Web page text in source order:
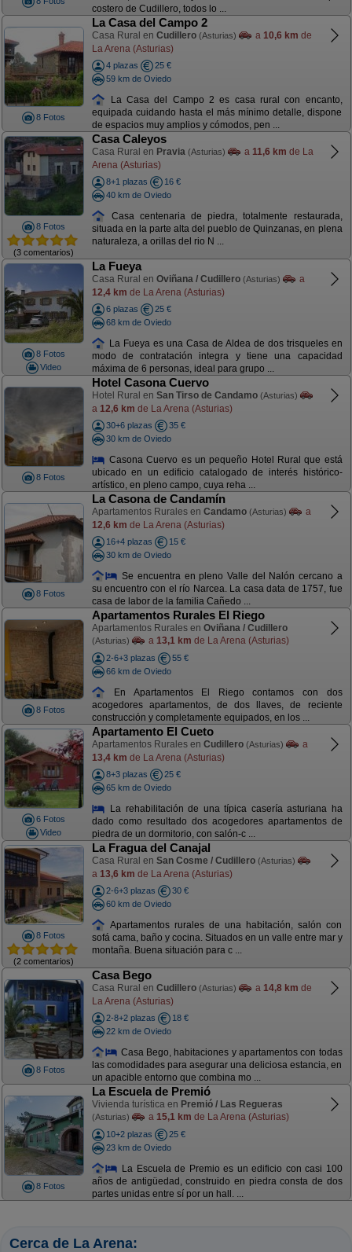
costero de Cudillero, todos lo ...
8 Fotos
La Casa del Campo 2
Casa Rural en Cudillero (Asturias) a 10,6 km de
La Arena (Asturias)
4 plazas
25 €
59 km de Oviedo
La Casa del Campo 2 es casa rural con encanto,
equipada cuidando hasta el más mínimo detalle, dispone
de espacios muy amplios y cómodos, pen ...
8 Fotos
(3 comentarios)
Casa Caleyos
Casa Rural en Pravia (Asturias) a 11,6 km de La
Arena (Asturias)
8+1 plazas
16 €
40 km de Oviedo
Casa centenaria de piedra, totalmente restaurada,
situada en la parte alta del pueblo de Quinzanas, en plena
naturaleza, a orillas del rio N ...
8 Fotos
Video
La Fueya
Casa Rural en Oviñana / Cudillero (Asturias)
a
12,4 km de La Arena (Asturias)
6 plazas
25 €
68 km de Oviedo
La Fueya es una Casa de Aldea de dos trisqueles en
modo de contratación integra y tiene una capacidad
máxima de 6 personas, ideal para grupo ...
8 Fotos
Hotel Casona Cuervo
Hotel Rural en San Tirso de Candamo (Asturias)
a 12,6 km de La Arena (Asturias)
30+6 plazas
35 €
30 km de Oviedo
Casona Cuervo es un pequeño Hotel Rural que está
ubicado en un edificio catalogado de interés histórico-
artístico, en pleno campo, cuya reha ...
8 Fotos
La Casona de Candamín
Apartamentos Rurales en Candamo (Asturias)
a
12,6 km de La Arena (Asturias)
16+4 plazas
15 €
30 km de Oviedo
Se encuentra en pleno Valle del Nalón cercano a
su encuentro con el río Narcea. La casa data de 1757, fue
casa de labor de la familia Cañedo ...
8 Fotos
Apartamentos Rurales El Riego
Apartamentos Rurales en Oviñana / Cudillero
(Asturias) a 13,1 km de La Arena (Asturias)
2-6+3 plazas
55 €
66 km de Oviedo
En Apartamentos El Riego contamos con dos
acogedores apartamentos, de dos llaves, de reciente
construcción y completamente equipados, en los ...
6 Fotos
Video
Apartamento El Cueto
Apartamentos Rurales en Cudillero (Asturias)
a
13,4 km de La Arena (Asturias)
8+3 plazas
25 €
65 km de Oviedo
La rehabilitación de una típica casería asturiana ha
dado como resultado dos acogedores apartamentos de
piedra de un dormitorio, con salón-c ...
8 Fotos
(2 comentarios)
La Fragua del Canajal
Casa Rural en San Cosme / Cudillero (Asturias)
a 13,6 km de La Arena (Asturias)
2-6+3 plazas
30 €
60 km de Oviedo
Apartamentos rurales de una habitación, salón con
sofá cama, baño y cocina. Situados en un valle entre mar y
montaña. Buena situación para c ...
8 Fotos
Casa Bego
Casa Rural en Cudillero (Asturias) a 14,8 km de
La Arena (Asturias)
2-8+2 plazas
18 €
22 km de Oviedo
Casa Bego, habitaciones y apartamentos con todas
las comodidades para asegurar una deliciosa estancia, en
un apacible entorno que combina mo ...
8 Fotos
La Escuela de Premió
Vivienda turística en Premió / Las Regueras
(Asturias) a 15,1 km de La Arena (Asturias)
10+2 plazas
25 €
23 km de Oviedo
La Escuela de Premio es un edificio con casi 100
años de antigüedad, construido en piedra consta de dos
partes unidas entre sí por un hall. ...
Cerca de La Arena: